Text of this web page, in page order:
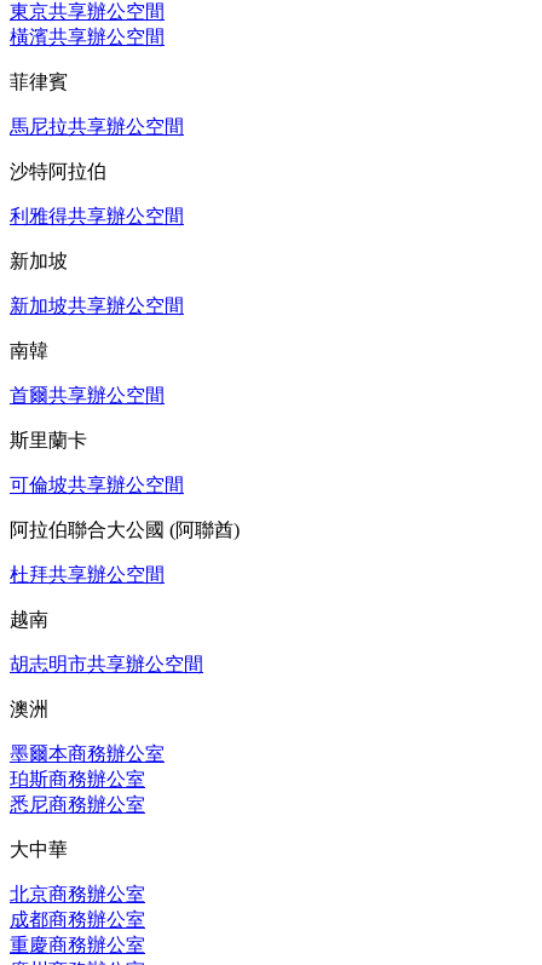
東京共享辦公空間
橫濱共享辦公空間
菲律賓
馬尼拉共享辦公空間
沙特阿拉伯
利雅得共享辦公空間
新加坡
新加坡共享辦公空間
南韓
首爾共享辦公空間
斯里蘭卡
可倫坡共享辦公空間
阿拉伯聯合大公國 (阿聯酋)
杜拜共享辦公空間
越南
胡志明市共享辦公空間
澳洲
墨爾本商務辦公室
珀斯商務辦公室
悉尼商務辦公室
大中華
北京商務辦公室
成都商務辦公室
重慶商務辦公室